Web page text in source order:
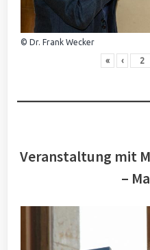
© Dr. Frank Wecker
« ‹
Veranstaltung mit
–